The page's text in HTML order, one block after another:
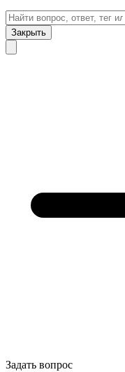
Закрыть
Задать вопрос